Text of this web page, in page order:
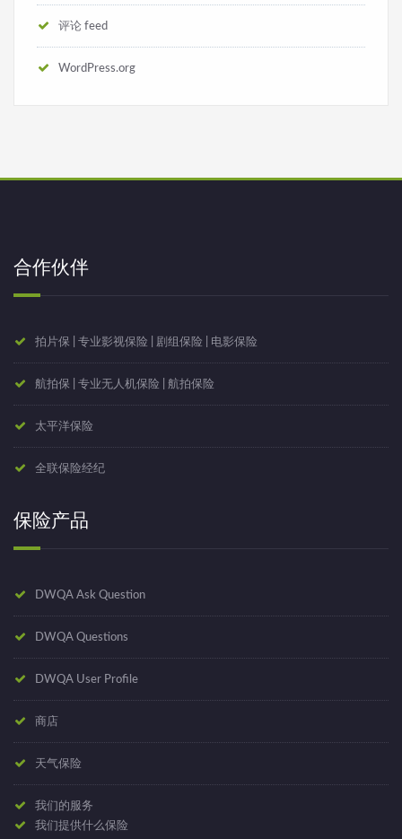
评论 feed
WordPress.org
合作伙伴
拍片保 | 专业影视保险 | 剧组保险 | 电影保险
航拍保 | 专业无人机保险 | 航拍保险
太平洋保险
全联保险经纪
保险产品
DWQA Ask Question
DWQA Questions
DWQA User Profile
商店
天气保险
我们的服务
我们提供什么保险